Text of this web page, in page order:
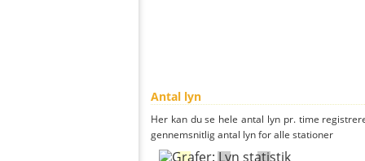
Antal lyn
Her kan du se hele antal lyn pr. time
gennemsnitlig antal lyn for alle stationer